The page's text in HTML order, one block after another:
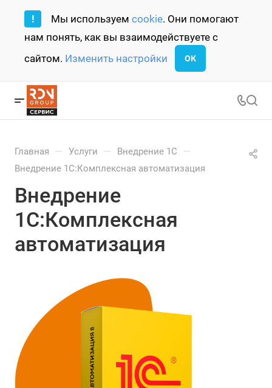
! Мы используем cookie. Они помогают
нам понять, как вы взаимодействуете с
сайтом. Изменить настройки ОК
Главная — Услуги — Внедрение 1С —
Внедрение 1С:Комплексная автоматизация
Внедрение
1С:Комплексная
автоматизация